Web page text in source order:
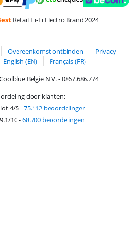
en Visa via ClickToPay
Betalen met PayPal
Retail Hi-Fi Electro Brand 2024
Overeenkomst ontbinden
Privacy
English (EN)
Français (FR)
België N.V. - 0867.686.774
door klanten:
4/5-75.112 beoordelingen
10-68.700 beoordelingen